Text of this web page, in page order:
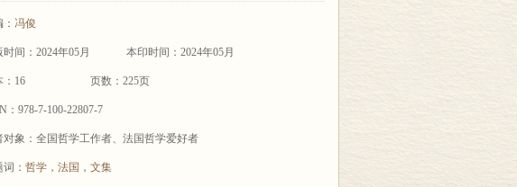
冯俊
时间：2024年05月 本印时间：2024年05月
：16 页数：225页
：978-7-100-22807-7
对象：全国哲学工作者、法国哲学爱好者
： 哲学 ， 法国 ， 文集